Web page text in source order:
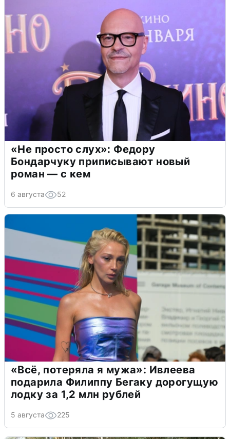
«Не просто слух»: Федору
Бондарчуку приписывают новый
роман — с кем
6 августа 52
«Всё, потеряла я мужа»: Ивлеева
подарила Филиппу Бегаку дорогущую
лодку за 1,2 млн рублей
5 августа 225